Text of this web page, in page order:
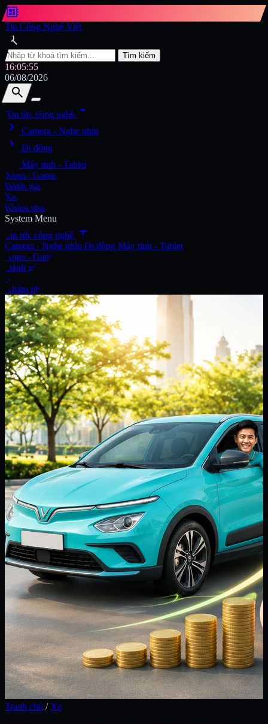
developer_board
Tin Công Nghệ Việt
search
Tìm kiếm
16:05:56
06/08/2026
search
search
Tin tức công nghệarrow_drop_down
chevron_right
Camera - Nghe nhìn
chevron_right Di động
Máy tính - Tablet
Apps - Game
Đánh giá
Xe
Khám phá
System Menu
Tin tức công nghệ add
Camera - Nghe nhìn Di động Máy tính - Tablet
Apps - Game
Đánh giá
Xe
Khám phá
Tranh chủ / Xe